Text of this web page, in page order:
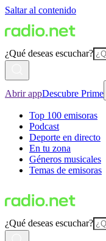
Saltar al contenido
¿Qué deseas escuchar?
Abrir appDescubre Prime
Top 100 emisoras
Podcast
Deporte en directo
En tu zona
Géneros musicales
Temas de emisoras
¿Qué deseas escuchar?